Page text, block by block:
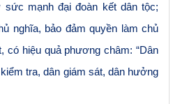
mạnh đại đoàn kết dân tộc;
nghĩa, bảo đảm quyền làm chủ
có hiệu quả phương châm: “Dân
tra, dân giám sát, dân hưởng